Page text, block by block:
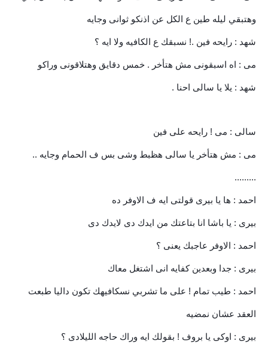
وهتبقي ليله طين ع الكل عن اذنكو ثوانى وجايه
شهد : رايحه فين .! نسبقك ع الكافيه ولا ايه ؟
مى : اه اسبقونى مش هتأخر . خمس دقايق وهتلاقونى وراكو
شهد : يلا يا سالى احنا .
سالى : مى ! رايحه على فين
مى : مش هتأخر يا سالى هظبط وشى بس ف الحمام وجايه ..
.........
احمد : ها يا بيرى قولتى ايه ف الاوفر ده
بيرى : يا باشا انا بتاعتك من ايدك دى لايدك دى
احمد : الاوفر عاجبك يعنى ؟
بيرى : جدا وبعدين كفايه انى اشتغل معاك
احمد : طيب تمام ! على ما تشربي نسكافيهك تكون داليا طبعت
العقد عشان نمضيه
بيرى : اوكى يا بروف ! بقولك ايه وراك حاجه الليلادى ؟